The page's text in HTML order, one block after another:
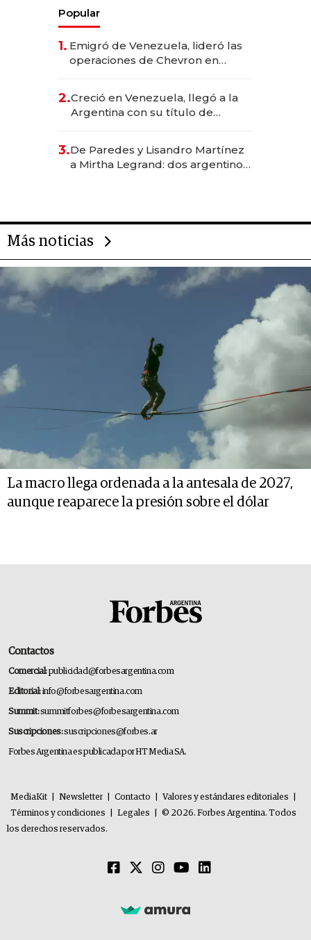
Popular
1. Emigró de Venezuela, lideró las
operaciones de Chevron en
2.Creció en Venezuela, llegó a la
Argentina con su título de
las marcas "fast premium"
3.De Paredes y Lisandro Martínez
a Mirtha Legrand: dos argentinos
Más noticias
La macro llega ordenada a la antesala de 2027,
aunque reaparece la presión sobre el dólar
Contactos
Comercial:publicidad@forbesargentina.com
Editorial:info@forbesargentina.com
Summit:summitforbes@forbesargentina.com
Suscripciones:suscripciones@forbes.ar
Forbes Argentina es publicada por HT Media SA.
MediaKit Newsletter Contacto Valores y estándares editoriales
Términos y condiciones
Legales
© 2026. Forbes Argentina. Todos
los derechos reservados.